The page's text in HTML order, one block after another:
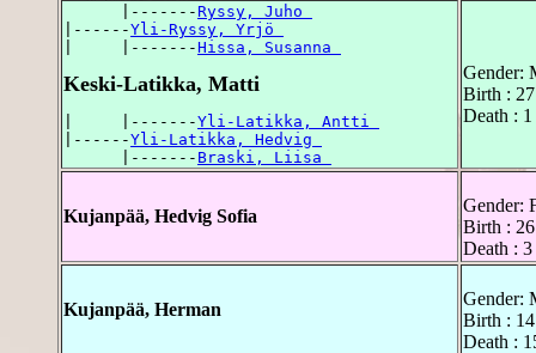
      |-------
Ryssy, Juho
|------Yli-Ryssy, Yrjö
|     |-------Hissa, Susanna
Keski-Latikka, Matti
|     |-------Yli-Latikka, Antti
|------Yli-Latikka, Hedvig
      |-------
Braski, Liisa
Gender:
Birth :
Death :
Kujanpää, Hedvig Sofia
Gender:
Birth :
Death :
Kujanpää, Herman
Gender:
Birth :
Death :